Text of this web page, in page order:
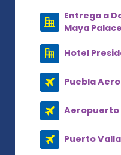
Entrega a
Maya Palace
Hotel
Puebla
Aeropuerto
Puerto